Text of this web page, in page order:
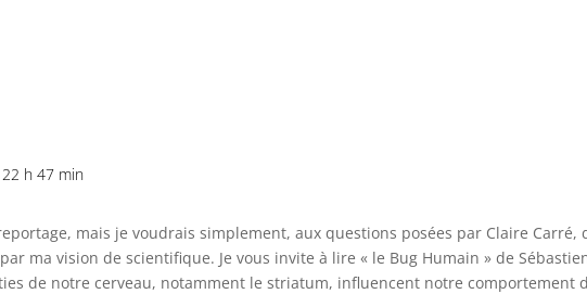
h 47 min
mais je voudrais simplement, aux questions posées par Claire Carré,
ma vision de scientifique. Je vous invite à lire « le Bug Humain » de
de notre cerveau, notamment le striatum, influencent notre comportement